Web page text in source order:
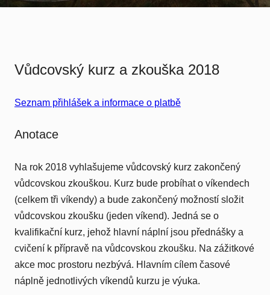
Vůdcovský kurz a zkouška 2018
Seznam přihlášek a informace o platbě
Anotace
Na rok 2018 vyhlašujeme vůdcovský kurz zakončený
vůdcovskou zkouškou. Kurz bude probíhat o víkendech
(celkem tři víkendy) a bude zakončený možností složit
vůdcovskou zkoušku (jeden víkend). Jedná se o
kvalifikační kurz, jehož hlavní náplní jsou přednášky a
cvičení k přípravě na vůdcovskou zkoušku. Na zážitkové
akce moc prostoru nezbývá. Hlavním cílem časové
náplně jednotlivých víkendů kurzu je výuka.